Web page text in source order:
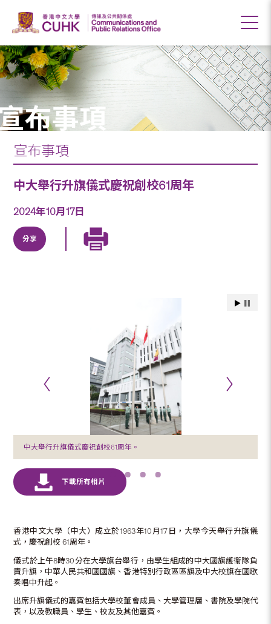
布事項
宣布事項
中大舉行升旗儀式慶祝創校61周年
2024年10月17日
分享
中大舉行升旗儀式慶祝創校61周年。
香港中文大學（中大）成立於1963年10月17日，大學今天舉行升旗儀
式，慶祝創校 61周年。
儀式於上午8時30分在大學旗台舉行，由學生組成的中大國旗護衞隊負
責升旗，中華人民共和國國旗、香港特別行政區區旗及中大校旗在國歌
奏唱中升起。
出席升旗儀式的嘉賓包括大學校董會成員、大學管理層、書院及學院代
表，以及教職員、學生、校友及其他嘉賓。